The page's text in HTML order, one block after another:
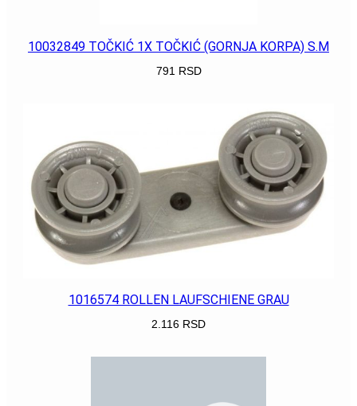
10032849 TOČKIĆ 1X TOČKIĆ (GORNJA KORPA) S.M
791 RSD
1016574 ROLLEN LAUFSCHIENE GRAU
2.116 RSD